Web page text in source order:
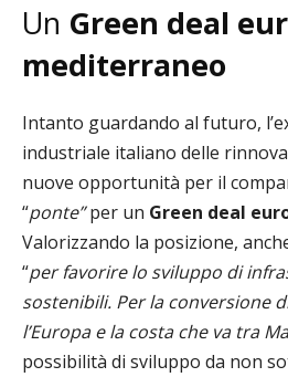
Un Green deal
mediterraneo
Intanto guardando al futuro,
industriale italiano delle
nuove opportunità per il
“ponte”per un Green deal
Valorizzando la posizione,
“per favorire lo sviluppo di
sostenibili. Per la conversione
l’Europa e la costa che va tra
possibilità di sviluppo da non